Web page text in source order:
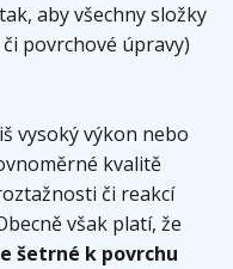
aby všechny složky
povrchové úpravy)
vysoký výkon nebo
kvalitě
či reakcí
však platí, že
šetrné k povrchu